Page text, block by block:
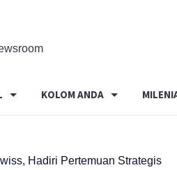
KOLOM ANDA
Hadiri Pertemuan Strategis